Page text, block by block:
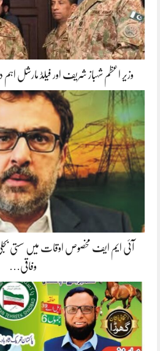
وزیر اعظم شہباز شریف اور فیلڈ مارشل
آئی ایم ایف مخصوص اوقات میں سستی
وفاقی…